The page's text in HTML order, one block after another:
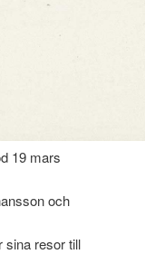
19 mars
och
sina resor till